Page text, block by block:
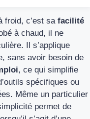
froid, c’est safacilité
à chaud, il ne
Il s’applique
sans avoir besoin de
, ce qui simplifie
spécifiques ou
Même un particulier
permet de